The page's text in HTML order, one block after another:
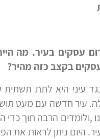
עסקים בעיר. מה
בקצב כזה מהיר?
עיני היא לתת תשתית
עיר חדשה עם מעט
,ולומדים הרבה תוך
היום ניתן לראות את